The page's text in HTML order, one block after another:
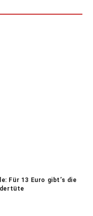
Für 13 Euro gibt’s die